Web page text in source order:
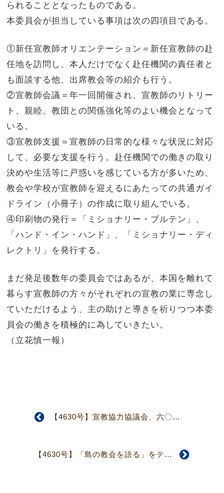
られることとなったものである。
本委員会が担当している事項は次の四項目である。
①新任宣教師オリエンテーション＝新任宣教師の赴
任地を訪問し、本人だけでなく赴任機関の責任者と
も面談する他、出席教会等の紹介も行う。
②宣教師会議＝年一回開催され、宣教師のリトリー
ト、親睦、教団との関係強化等のよい機会となって
いる。
③宣教師支援＝宣教師の日常的な様々な状況に対応
して、必要な支援を行う。赴任機関での働きの取り
決めや生活等に戸惑いを感じている方が多いため、
教会や学校が宣教師を迎えるにあたっての共通ガイ
ドライン（小冊子）の作成に取り組んでいる。
④印刷物の発行＝「ミショナリー・ブルテン」、
「ハンド・イン・ハンド」、「ミショナリー・ディ
レクトリ」を発行する。
まだ発足後数年の委員会ではあるが、本国を離れて
暮らす宣教師の方々がそれぞれの宣教の業に専念し
ていただけるよう、主の助けと導きを祈りつつ本委
員会の働きを積極的に為していきたい。
（立花慎一報）
【4630号】宣教協力協議会、六〇年の歴史に幕 CoC最終全体会議、正式解散
【4630号】「島の教会を語る」をテーマに 第40回伊豆諸島連合修養会